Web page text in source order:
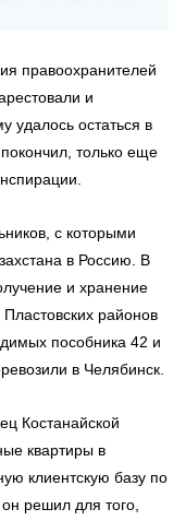
правоохранителей
и
удалось остаться в
только еще
с которыми
в Россию. В
и хранение
Пластовских районов
пособника 42 и
в Челябинск.
Костанайской
квартиры в
клиентскую базу по
решил для того,